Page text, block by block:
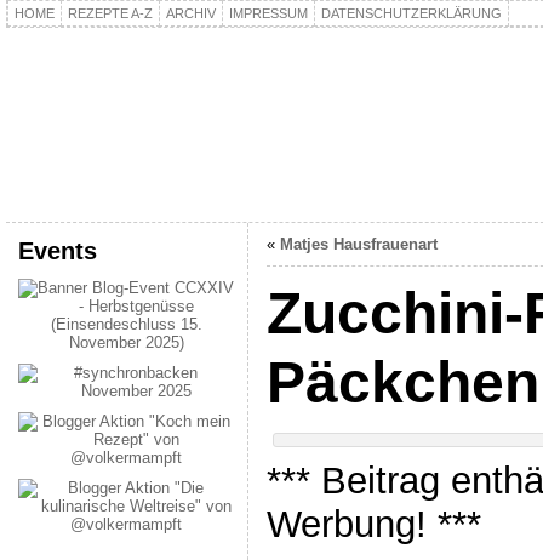
HOME REZEPTE A-Z ARCHIV IMPRESSUM DATENSCHUTZERKLÄRUNG
Events « Matjes Hausfrauenart
Zucchini-
Päckchen
*** Beitrag
Werbung! ***